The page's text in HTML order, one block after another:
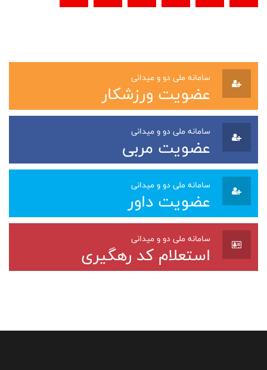
سامانه ملی دو و میدانی
عضویت ورزشکار
سامانه ملی دو و میدانی
عضویت مربی
سامانه ملی دو و میدانی
عضویت داور
سامانه ملی دو و میدانی
استعلام کد رهگیری